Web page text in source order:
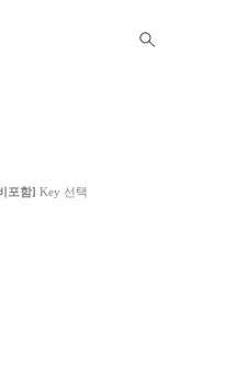
포함] Key 선택